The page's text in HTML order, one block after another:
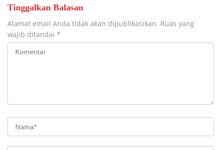
Tinggalkan Balasan
Alamat email Anda tidak akan dipublikasikan. Ruas yang
wajib ditandai *